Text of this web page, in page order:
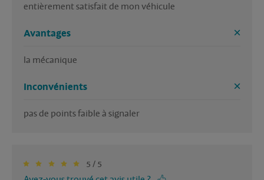
entièrement satisfait de mon véhicule
Avantages
la mécanique
Inconvénients
pas de points faible à signaler
5 / 5